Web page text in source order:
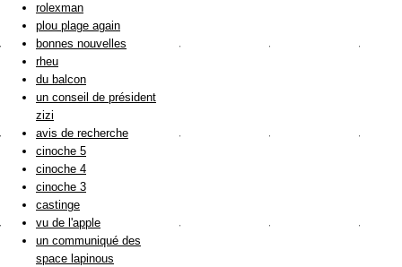
rolexman
plou plage again
bonnes nouvelles
rheu
du balcon
un conseil de président
zizi
avis de recherche
cinoche 5
cinoche 4
cinoche 3
castinge
vu de l'apple
un communiqué des
space lapinous